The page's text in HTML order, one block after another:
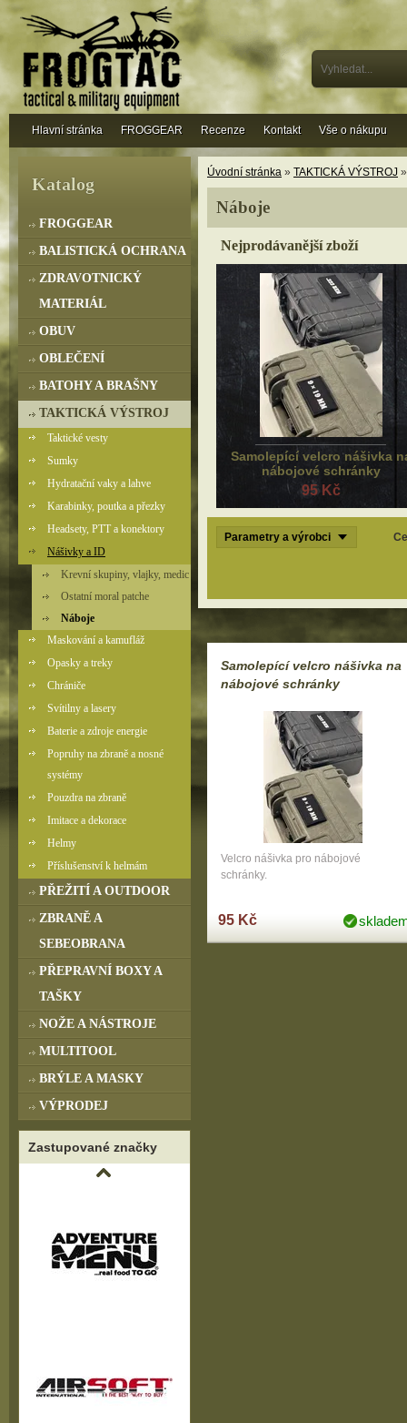
Úvodní stránka » TAKTICKÁ VÝSTROJ
Náboje
Nejprodávanější zboží
Samolepící velcro nášivka
nábojové schránky
95 Kč
Parametry a výrobci
Samolepící velcro nášivka na
nábojové schránky
Velcro nášivka pro nábojové
schránky.
95 Kč
Katalog
FROGGEAR
BALISTICKÁ OCHRANA
ZDRAVOTNICKÝ
MATERIÁL
OBUV
OBLEČENÍ
BATOHY A BRAŠNY
TAKTICKÁ VÝSTROJ
Taktické vesty
Sumky
Hydratační vaky a lahve
Karabinky, poutka a přezky
Headsety, PTT a konektory
Nášivky a ID
Krevní skupiny, vlajky, medic
Ostatní moral patche
Náboje
Maskování a kamufláž
Opasky a treky
Chrániče
Svítilny a lasery
Baterie a zdroje energie
Popruhy na zbraně a nosné
systémy
Pouzdra na zbraně
Imitace a dekorace
Helmy
Příslušenství k helmám
PŘEŽITÍ A OUTDOOR
ZBRANĚ A
SEBEOBRANA
PŘEPRAVNÍ BOXY A
TAŠKY
NOŽE A NÁSTROJE
MULTITOOL
BRÝLE A MASKY
VÝPRODEJ
Zastupované značky
Hlavní stránka FROGGEAR Recenze Kontakt Vše o nákupu